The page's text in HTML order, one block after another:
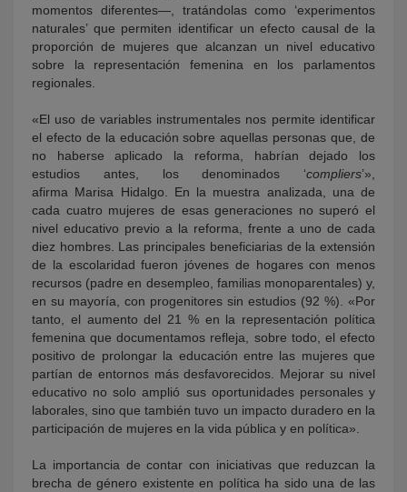
momentos diferentes—, tratándolas como ‘experimentos
naturales’ que permiten identificar un efecto causal de la
proporción de mujeres que alcanzan un nivel educativo
sobre la representación femenina en los parlamentos
regionales.
«El uso de variables instrumentales nos permite identificar
el efecto de la educación sobre aquellas personas que, de
no haberse aplicado la reforma, habrían dejado los
estudios antes, los denominados ‘compliers’»,
afirma Marisa Hidalgo. En la muestra analizada, una de
cada cuatro mujeres de esas generaciones no superó el
nivel educativo previo a la reforma, frente a uno de cada
diez hombres. Las principales beneficiarias de la extensión
de la escolaridad fueron jóvenes de hogares con menos
recursos (padre en desempleo, familias monoparentales) y,
en su mayoría, con progenitores sin estudios (92 %). «Por
tanto, el aumento del 21 % en la representación política
femenina que documentamos refleja, sobre todo, el efecto
positivo de prolongar la educación entre las mujeres que
partían de entornos más desfavorecidos. Mejorar su nivel
educativo no solo amplió sus oportunidades personales y
laborales, sino que también tuvo un impacto duradero en la
participación de mujeres en la vida pública y en política».
La importancia de contar con iniciativas que reduzcan la
brecha de género existente en política ha sido una de las